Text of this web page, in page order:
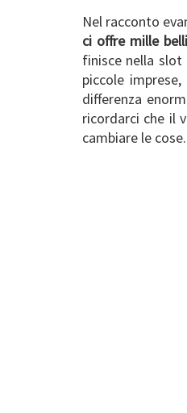
Nel racconto
ci offre mille
finisce nella slot
piccole
differenza
ricordarci che il
cambiare le cose.